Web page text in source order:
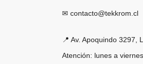
✉ contacto@tekkrom.cl
📍 Av. Apoquindo 3297,
Atención: lunes a